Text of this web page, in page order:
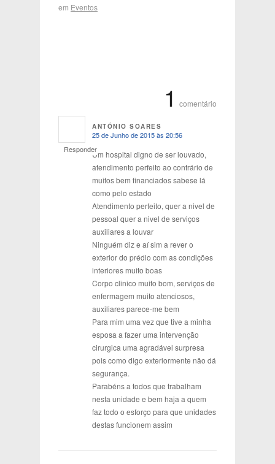
em Eventos
1 comentário
ANTÓNIO SOARES
says:
25 de Junho de 2015 às 20:56
Um hospital digno de ser louvado,
atendimento perfeito ao contrário de
muitos bem financiados sabese lá
como pelo estado
Atendimento perfeito, quer a nivel de
pessoal quer a nivel de serviços
auxiliares a louvar
Ninguém diz e aí sim a rever o
exterior do prédio com as condições
interiores muito boas
Corpo clinico muito bom, serviços de
enfermagem muito atenciosos,
auxiliares parece-me bem
Para mim uma vez que tive a minha
esposa a fazer uma intervenção
cirurgica uma agradável surpresa
pois como digo exteriormente não dá
segurança.
Parabéns a todos que trabalham
nesta unidade e bem haja a quem
faz todo o esforço para que unidades
destas funcionem assim
Responder